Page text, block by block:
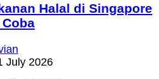
Halal di Singapore
July 2026